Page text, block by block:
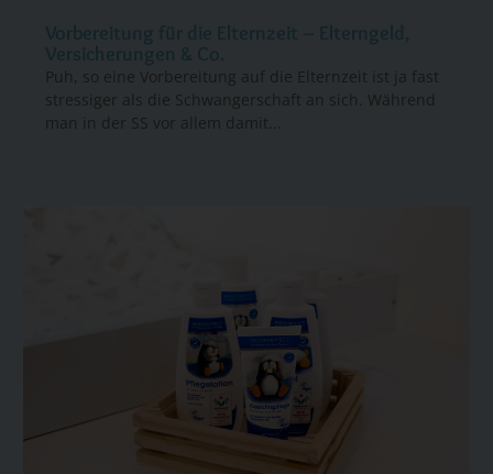
Vorbereitung für die Elternzeit – Elterngeld,
Versicherungen & Co.
Puh, so eine Vorbereitung auf die Elternzeit ist ja fast
stressiger als die Schwangerschaft an sich. Während
man in der SS vor allem damit...